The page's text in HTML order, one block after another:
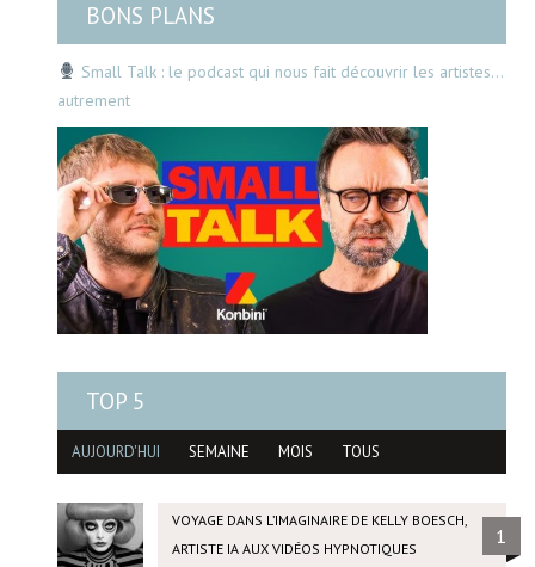
BONS PLANS
Small Talk : le podcast qui nous fait découvrir les artistes…
autrement
TOP 5
AUJOURD'HUI SEMAINE MOIS TOUS
VOYAGE DANS L’IMAGINAIRE DE KELLY BOESCH,
ARTISTE IA AUX VIDÉOS HYPNOTIQUES
1